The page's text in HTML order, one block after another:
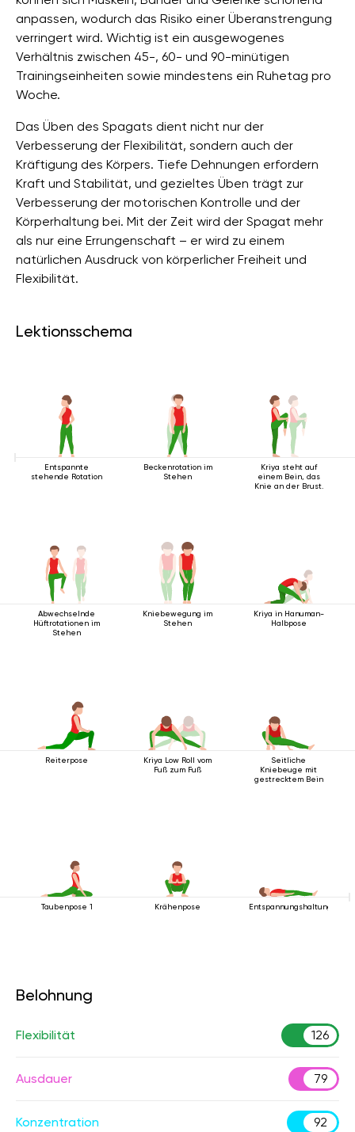
anpassen, wodurch das Risiko einer Überanstrengung
verringert wird. Wichtig ist ein ausgewogenes
Verhältnis zwischen 45-, 60- und 90-minütigen
Trainingseinheiten sowie mindestens ein Ruhetag pro
Woche.
Das Üben des Spagats dient nicht nur der
Verbesserung der Flexibilität, sondern auch der
Kräftigung des Körpers. Tiefe Dehnungen erfordern
Kraft und Stabilität, und gezieltes Üben trägt zur
Verbesserung der motorischen Kontrolle und der
Körperhaltung bei. Mit der Zeit wird der Spagat mehr
als nur eine Errungenschaft – er wird zu einem
natürlichen Ausdruck von körperlicher Freiheit und
Flexibilität.
Lektionsschema
Entspannte
stehende Rotation
Beckenrotation im
Stehen
Kriya steht auf
einem Bein, das
Knie an der Brust.
Abwechselnde
Hüftrotationen im
Stehen
Kniebewegung im
Stehen
Kriya in Hanuman-
Halbpose
Reiterpose
Kriya Low Roll vom
Fuß zum Fuß
Seitliche
Kniebeuge mit
gestrecktem Bein
Taubenpose 1 Krähenpose Entspannungshaltung
Belohnung
Flexibilität 126
Ausdauer 79
Konzentration 92